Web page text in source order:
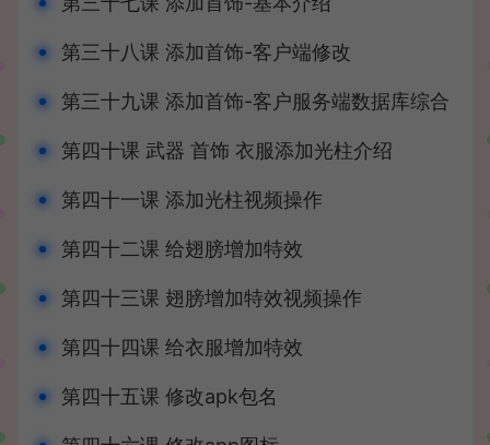
第三十八课 添加首饰-客户端修改
第三十九课 添加首饰-客户服务端数据库综合
第四十课 武器 首饰 衣服添加光柱介绍
第四十一课 添加光柱视频操作
第四十二课 给翅膀增加特效
第四十三课 翅膀增加特效视频操作
第四十四课 给衣服增加特效
第四十五课 修改apk包名